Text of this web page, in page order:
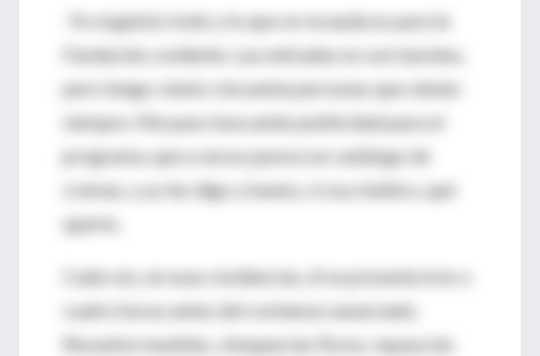
-Yo organizo todo y lo que se recauda es para la
Fundación, evidente. Las entradas no son baratas,
pero tengo ciento cincuenta personas que vienen
siempre. Me paso buscando publicidad para el
programa, que a veces parece un catálogo de
cremas, y yo les digo y bueno, si soy médico, qué
querés.
Cada vez, en esas residencias, él se presenta tres o
cuatro horas antes del comienzo anunciado.
Revuelve muebles, chequea las flores, repasa las